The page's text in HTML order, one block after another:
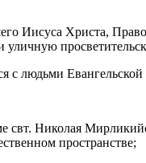
Иисуса Христа,
людьми
свт. Николая
пространстве;